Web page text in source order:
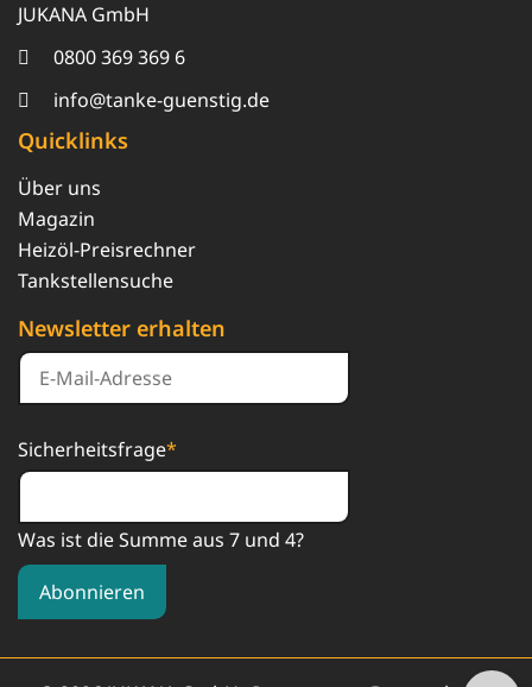
JUKANA GmbH
0800 369 369 6
info@tanke-guenstig.de
Quicklinks
Über uns
Magazin
Heizöl-Preisrechner
Tankstellensuche
Newsletter erhalten
Sicherheitsfrage*
Was ist die Summe aus 7 und 4?
Abonnieren